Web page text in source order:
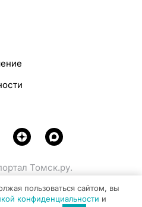
Томск.ру.
связи и массовых
пользоваться сайтом, вы
конфиденциальности и